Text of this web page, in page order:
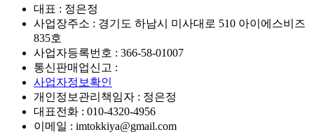
대표 : 정은정
사업장주소 : 경기도 하남시 미사대로 510 아이에스비즈
835호
사업자등록번호 : 366-58-01007
통신판매업신고 :
사업자정보확인
개인정보관리책임자 : 정은정
대표전화 : 010-4320-4956
이메일 : imtokkiya@gmail.com